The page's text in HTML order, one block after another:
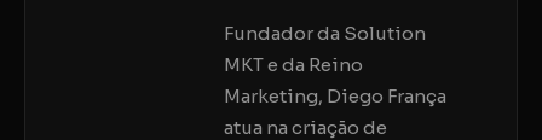
Fundador da Solution
MKT e da Reino
Marketing, Diego França
atua na criação de